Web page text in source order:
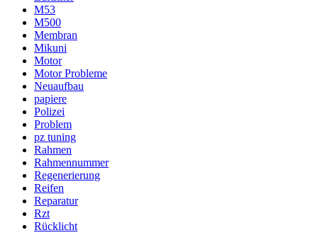
M53
M500
Membran
Mikuni
Motor
Motor Probleme
Neuaufbau
papiere
Polizei
Problem
pz tuning
Rahmen
Rahmennummer
Regenerierung
Reifen
Reparatur
Rzt
Rücklicht